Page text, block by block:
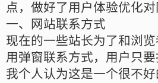
点，做好了用户体验优化
一、网站联系方式
现在的一些站长为了和浏
用弹窗联系方式，用户只
我个人认为这是一个很不